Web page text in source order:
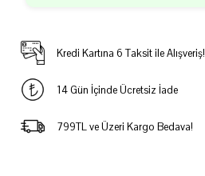
Kredi Kartına 6 Taksit ile Alışveriş!
14 Gün İçinde Ücretsiz İade
799TL ve Üzeri Kargo Bedava!